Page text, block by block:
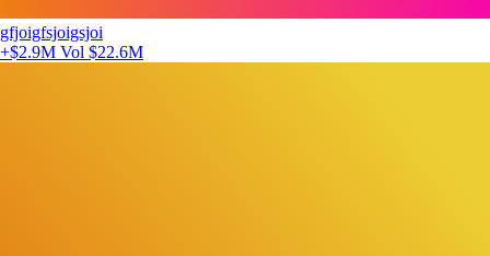
gfjoigfsjoigsjoi
+$2.9M Vol $22.6M